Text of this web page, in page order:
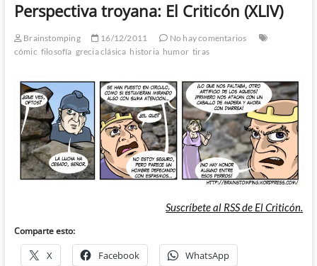
Perspectiva troyana: El Criticón (XLIV)
Brainstomping 16/12/2011
No hay comentarios
cómic filosofía grecia clásica historia humor tiras
Suscríbete al RSS de El Criticón.
Comparte esto:
X Facebook WhatsApp